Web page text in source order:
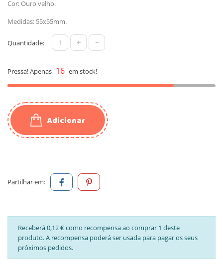
Cor: Ouro velho.
Medidas: 55x55mm.
Quantidade: + -
Pressa! Apenas 16 em stock!
Adicionar
Partilhar em:
Receberá 0,12 € como recompensa ao comprar 1 deste
produto. A recompensa poderá ser usada para pagar os seus
próximos pedidos.